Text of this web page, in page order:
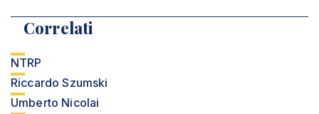
Correlati
NTRP
Riccardo Szumski
Umberto Nicolai